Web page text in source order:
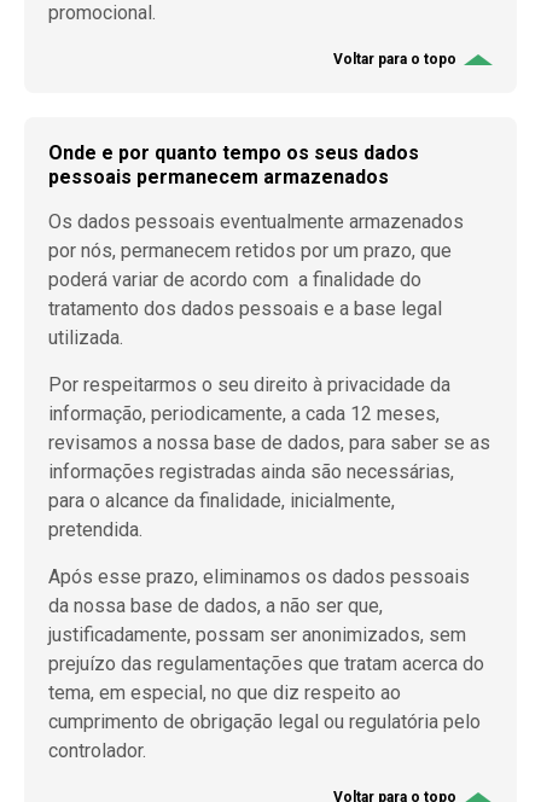
promocional.
Voltar para o topo
Onde e por quanto tempo os seus dados
pessoais permanecem armazenados
Os dados pessoais eventualmente armazenados
por nós, permanecem retidos por um prazo, que
poderá variar de acordo com a finalidade do
tratamento dos dados pessoais e a base legal
utilizada.
Por respeitarmos o seu direito à privacidade da
informação, periodicamente, a cada 12 meses,
revisamos a nossa base de dados, para saber se as
informações registradas ainda são necessárias,
para o alcance da finalidade, inicialmente,
pretendida.
Após esse prazo, eliminamos os dados pessoais
da nossa base de dados, a não ser que,
justificadamente, possam ser anonimizados, sem
prejuízo das regulamentações que tratam acerca do
tema, em especial, no que diz respeito ao
cumprimento de obrigação legal ou regulatória pelo
controlador.
Voltar para o topo